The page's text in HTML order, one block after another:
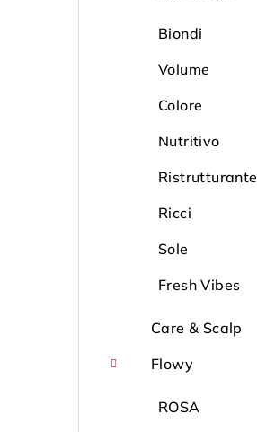
Biondi
Volume
Colore
Nutritivo
Ristrutturante
Ricci
Sole
Fresh Vibes
Care & Scalp
Flowy
ROSA